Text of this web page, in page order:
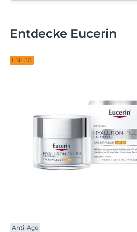
Entdecke Eucerin
LSF 30
Anti-Age